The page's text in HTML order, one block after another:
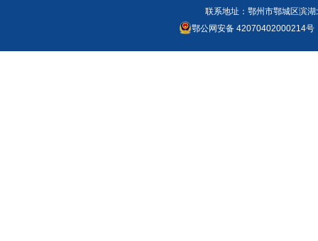
联系地址：鄂州市鄂城区滨
鄂公网安备 42070402000214号